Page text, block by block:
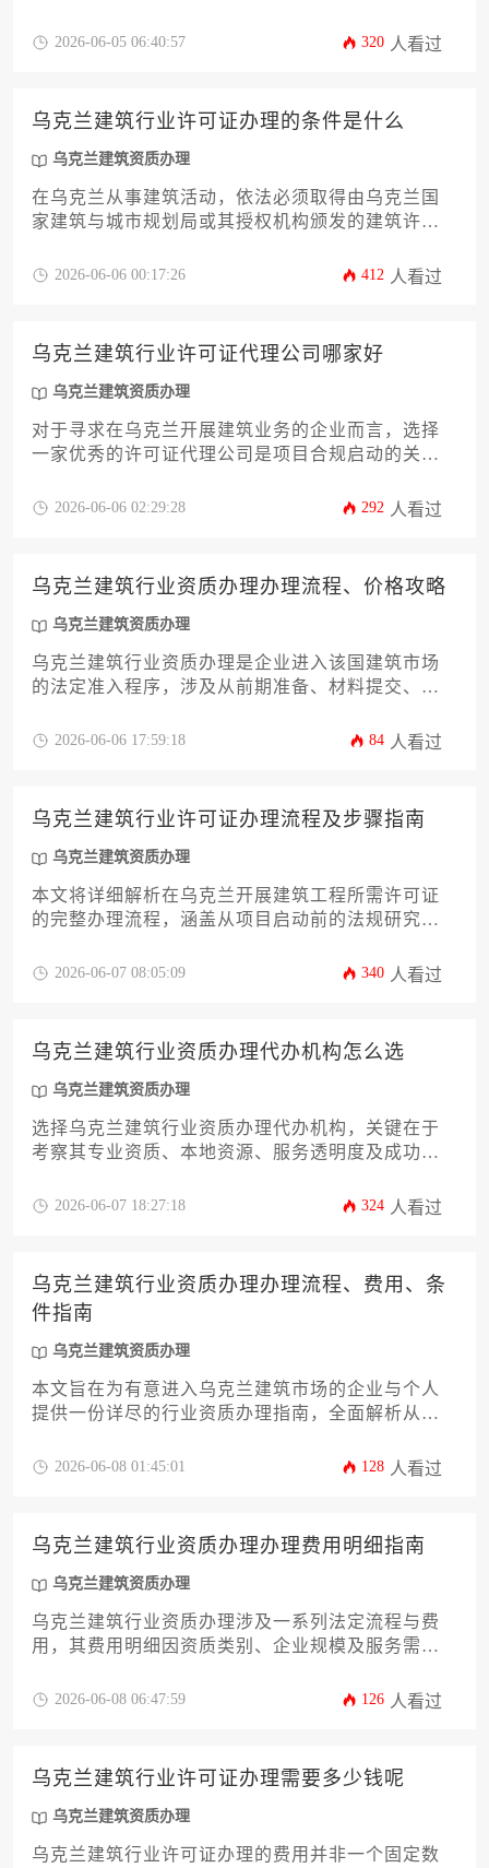
防安全文件、劳工与社会保障证明以及相关缴费凭
2026-06-05 06:40:57 320 人看过
乌克兰建筑行业许可证办理的条件是什么
乌克兰建筑资质办理
在乌克兰从事建筑活动，依法必须取得由乌克兰国
家建筑与城市规划局或其授权机构颁发的建筑许可
法人资格、提交符合国家标准的全套技术文件、证
遵循《乌克兰城市规划与建设法》的规定。
2026-06-06 00:17:26 412 人看过
乌克兰建筑行业许可证代理公司哪家好
乌克兰建筑资质办理
对于寻求在乌克兰开展建筑业务的企业而言，选择
一家优秀的许可证代理公司是项目合规启动的关
本地行业知识、高效透明的办理流程、以及与政府
伴。
2026-06-06 02:29:28 292 人看过
乌克兰建筑行业资质办理办理流程、价格攻略
乌克兰建筑资质办理
乌克兰建筑行业资质办理是企业进入该国建筑市场
的法定准入程序，涉及从前期准备、材料提交、审
等级、服务类型及办理渠道等多重因素影响，一份
2026-06-06 17:59:18 84 人看过
乌克兰建筑行业许可证办理流程及步骤指南
乌克兰建筑资质办理
本文将详细解析在乌克兰开展建筑工程所需许可证
的完整办理流程，涵盖从项目启动前的法规研究、
许可证的全套步骤与核心要点，为相关企业与个人
2026-06-07 08:05:09 340 人看过
乌克兰建筑行业资质办理代办机构怎么选
乌克兰建筑资质办理
选择乌克兰建筑行业资质办理代办机构，关键在于
考察其专业资质、本地资源、服务透明度及成功案
当地建筑法规、且能提供全程中文支持的合法机
2026-06-07 18:27:18 324 人看过
乌克兰建筑行业资质办理办理流程、费用、条
件指南
乌克兰建筑资质办理
本文旨在为有意进入乌克兰建筑市场的企业与个人
提供一份详尽的行业资质办理指南，全面解析从申
整路径，助力您高效合规地完成资质获取，为项目
2026-06-08 01:45:01 128 人看过
乌克兰建筑行业资质办理办理费用明细指南
乌克兰建筑资质办理
乌克兰建筑行业资质办理涉及一系列法定流程与费
用，其费用明细因资质类别、企业规模及服务需求
附加成本。本指南将系统解析各项费用的构成与估
2026-06-08 06:47:59 126 人看过
乌克兰建筑行业许可证办理需要多少钱呢
乌克兰建筑资质办理
乌克兰建筑行业许可证办理的费用并非一个固定数